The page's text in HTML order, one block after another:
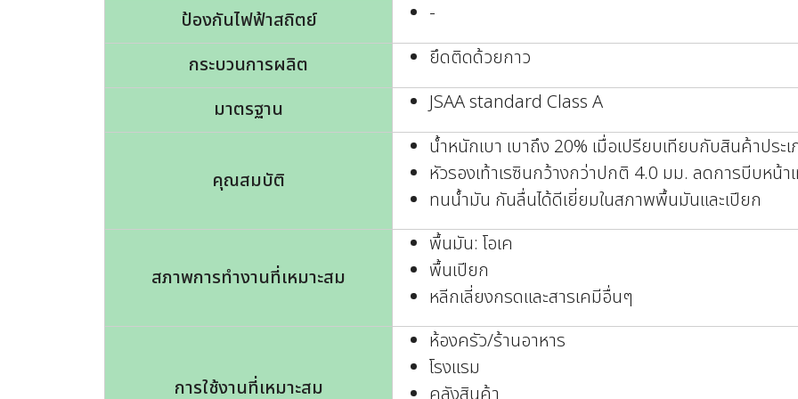
ป้องกันไฟฟ้าสถิตย์
-
กระบวนการผลิต
ยึดติดด้วยกาว
มาตรฐาน
JSAA standard Class A
คุณสมบัติ
น้ำหนักเบา เบาถึง 20% เมื่อเปรียบเทียบกับสินค้าประ
หัวรองเท้าเรซินกว้างกว่าปกติ 4.0 มม. ลดการบีบหน้า
ทนน้ำมัน กันลื่นได้ดีเยี่ยมในสภาพพื้นมันและเปียก
สภาพการทำงานที่เหมาะสม
พื้นมัน: โอเค
พื้นเปียก
หลีกเลี่ยงกรดและสารเคมีอื่นๆ
การใช้งานที่เหมาะสม
ห้องครัว/ร้านอาหาร
โรงแรม